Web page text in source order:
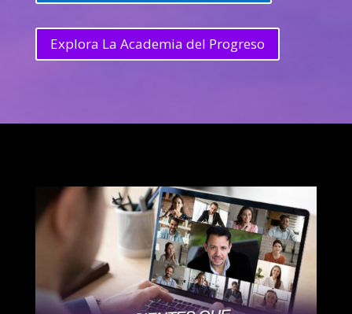
Explora La Academia del Progreso